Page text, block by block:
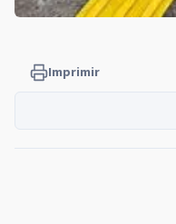
Imprimir